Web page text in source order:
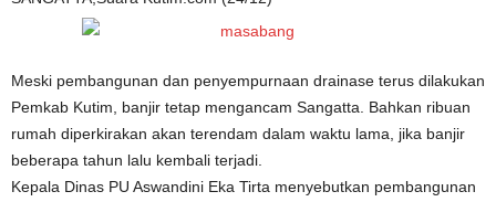
Meski pembangunan dan penyempurnaan drainase terus dilakukan
Pemkab Kutim, banjir tetap mengancam Sangatta. Bahkan ribuan
rumah diperkirakan akan terendam dalam waktu lama, jika banjir
beberapa tahun lalu kembali terjadi.
Kepala Dinas PU Aswandini Eka Tirta menyebutkan pembangunan